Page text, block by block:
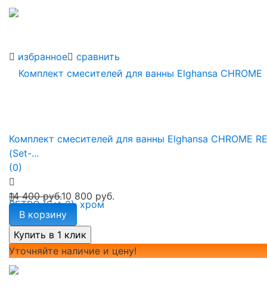
избранное сравнить
Комплект смесителей для ванны Elghansa CHROME
(Set-...
(0)
14 400 руб.10 800 руб.
В корзину
Уточняйте наличие и цену!